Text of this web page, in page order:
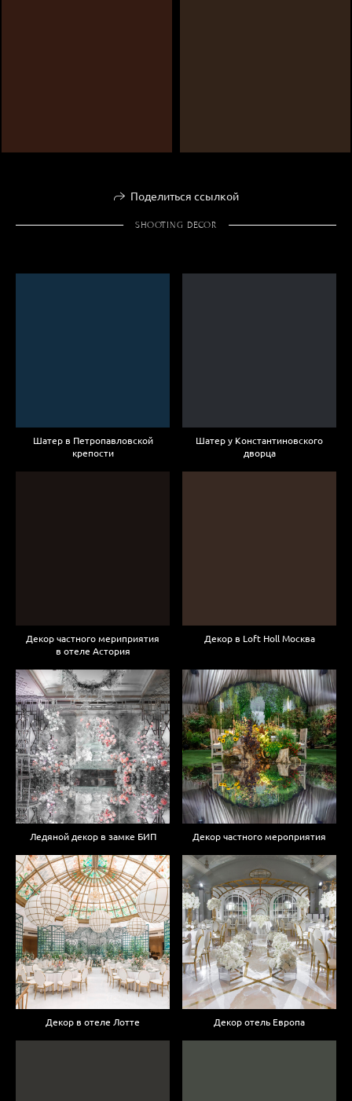
Поделиться ссылкой
SHOOTING DECOR
Шатер в Петропавловской
крепости
Шатер у Константиновского
дворца
Декор частного мериприятия
в отеле Астория
Декор в Loft Holl Москва
Ледяной декор в замке БИП Декор частного мероприятия
Декор в отеле Лотте Декор отель Европа